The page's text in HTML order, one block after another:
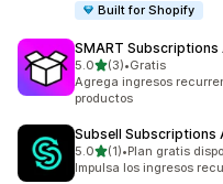
Built for Shopify
SMART Subscriptions
5.0de 5 estrellas
(3)
3 reseñas en total
•Gratis
Agrega ingresos
productos
Subsell Subscriptions
5.0de 5 estrellas
(1)
1 reseñas en total
•Plan gratis
Impulsa los ingresos